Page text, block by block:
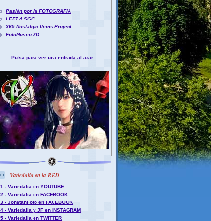
Pasión por la FOTOGRAFIA
LEFT 4 SGC
365 Nostalgic Items Project
FotoMuseo 3D
Pulsa para ver una entrada al azar
Variedalia en la RED
1 - Variedalia en YOUTUBE
2 - Variedalia en FACEBOOK
3 - JonatanFoto en FACEBOOK
4 - Variedalia y JF en INSTAGRAM
5 - Variedalia en TWITTER